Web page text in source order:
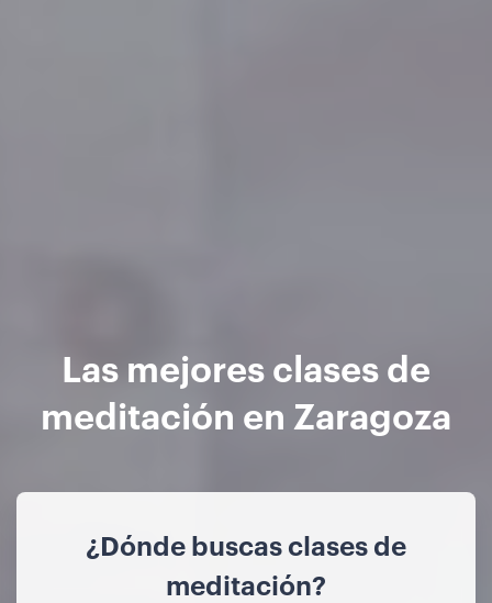
Las mejores clases de
meditación en Zaragoza
¿Dónde buscas clases de
meditación?